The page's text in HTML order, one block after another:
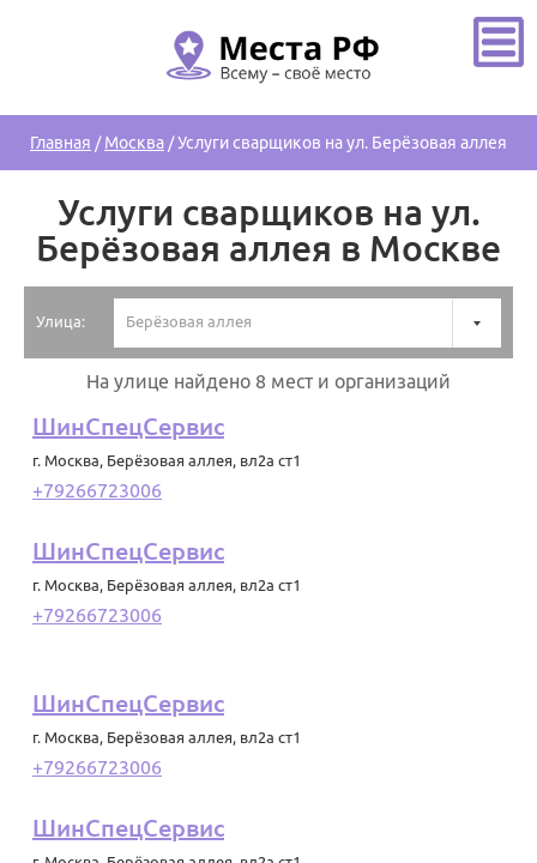
Главная / Москва /Услуги сварщиков на ул. Берёзовая аллея
Услуги сварщиков на ул.
Берёзовая аллея в Москве
Улица: Берёзовая аллея
На улице найдено 8 мест и организаций
ШинСпецСервис
г. Москва, Берёзовая аллея, вл2а ст1
+79266723006
ШинСпецСервис
г. Москва, Берёзовая аллея, вл2а ст1
+79266723006
ШинСпецСервис
г. Москва, Берёзовая аллея, вл2а ст1
+79266723006
ШинСпецСервис